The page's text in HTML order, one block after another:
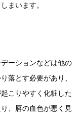
まいます。
ーションなどは他の
落とす必要があり、
こりやすく化粧した
、唇の血色が悪く見